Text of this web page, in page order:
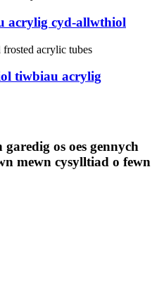
acrylig cyd-allwthiol
tiwbiau acrylig
os oes gennych
mewn cysylltiad o fewn